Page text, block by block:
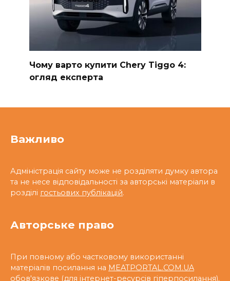
Чому варто купити Chery Tiggo 4:
огляд експерта
Важливо
Адміністрація сайту може не розділяти думку автора
та не несе відповідальності за авторські матеріали в
розділі гостьових публікацій.
Авторське право
При повному або частковому використанні
матеріалів посилання на MEATPORTAL.COM.UA
обов'язкове (для інтернет-ресурсів гіперпосилання).